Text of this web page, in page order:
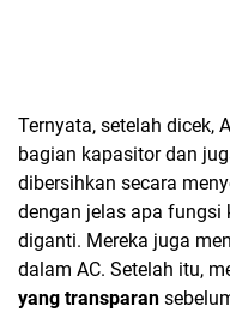
Ternyata, setelah dicek,
bagian kapasitor dan
dibersihkan secara
dengan jelas apa fungsi
diganti. Mereka juga
dalam AC. Setelah itu,
yang transparan